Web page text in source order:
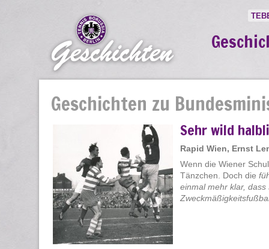
Geschichten zu
Sehr wild
Rapid Wien, Ernst
Wenn die Wiener
Tänzchen. Doch die
einmal mehr klar,